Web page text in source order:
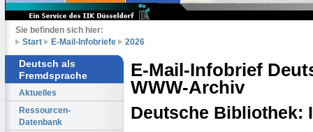
Sie befinden sich hier:
Start
E-Mail-Infobriefe 2026
Deutsch als
Fremdsprache
Aktuelles
Ressourcen-
Datenbank
E-Mail-Infobrief
WWW-Archiv
Deutsche Bibliothek: